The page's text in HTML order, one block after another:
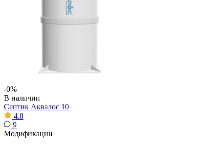
-0%
В наличии
Септик Аквалос 10
4.8
9
Модификации